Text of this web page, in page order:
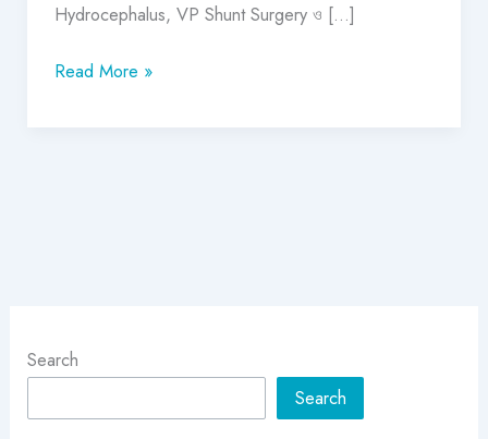
Hydrocephalus, VP Shunt Surgery ও […]
Read More »
Search
Search